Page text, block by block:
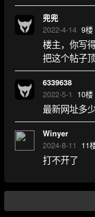
兜兜
2022-4-14 9楼
楼主，你写
把这个帖子
6339638
2022-5-1 10楼
最新网址多
Winyer
2024-8-11 11
打不开了